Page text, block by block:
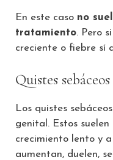
En este caso no
tratamiento. Pero
creciente o fiebre sí
Quistes sebáceos
Los quistes
genital. Estos
crecimiento lento y
aumentan, duelen,